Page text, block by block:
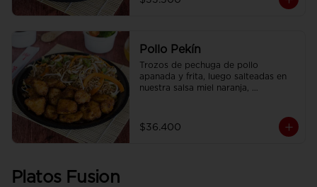
Pollo Pekín
Trozos de pechuga de pollo
apanada y frita, luego salteadas en
nuestra salsa miel naranja,
$36.400
Platos Fusion